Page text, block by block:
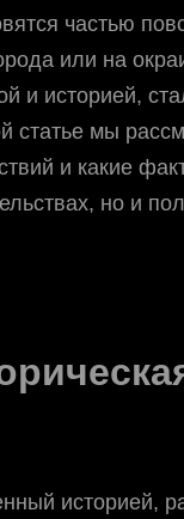
частью
или на
и историей,
мы
и какие
но и
историей,